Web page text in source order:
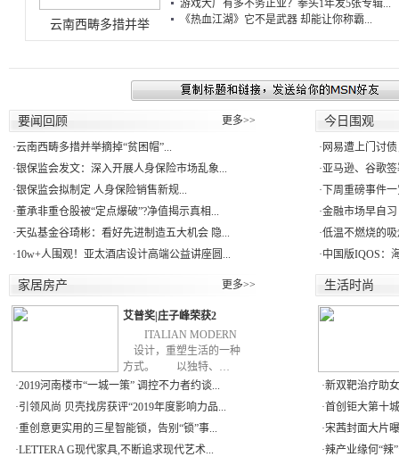
云南西畴多措并举
游戏大厂有多不务正业？拳头1年发5张专辑...
《热血江湖》它不是武器 却能让你称霸...
要闻回顾 更多>>
·云南西畴多措并举摘掉“贫困帽”...
·银保监会发文：深入开展人身保险市场乱象...
·银保监会拟制定 人身保险销售新规...
·董承非重仓股被“定点爆破”?净值揭示真相...
·天弘基金谷琦彬：看好先进制造五大机会 隐...
·10w+人围观！亚太酒店设计高端公益讲座圆...
今日围观
· 网易遭上门讨
·亚马逊、谷歌
· 下周重磅事件
·金融市场早自
·低温不燃烧的
·中国版IQOS：
家居房产 更多>>
艾普奖|庄子峰荣获2
ITALIAN MODERN
设计，重塑生活的一种
方式。 以独特、…
·2019河南楼市“一城一策” 调控不力者约谈...
·引领风尚 贝壳找房获评“2019年度影响力品...
·重创意更实用的三星智能锁，告别“锁”事...
·LETTERA G现代家具,不断追求现代艺术...
生活时尚
·新双靶治疗助
·首创钜大第十
·宋茜封面大片
·辣产业缘何“辣